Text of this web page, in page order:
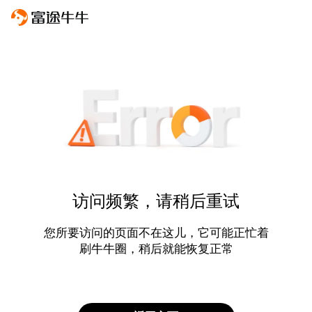
访问频繁，请稍后重试
您所要访问的页面不在这儿，它可能正忙着
刷牛牛圈，稍后就能恢复正常